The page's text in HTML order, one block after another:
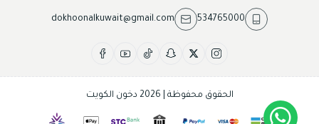
534765000
dokhoonalkuwait@gmail.com
الحقوق محفوظة | 2026 دخون الكويت